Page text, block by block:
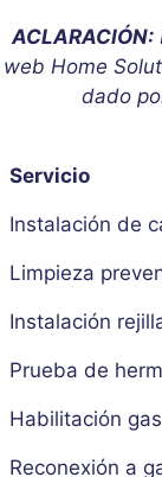
ACLARACIÓN:
web Home
dado
Servicio
Instalación de
Limpieza
Instalación
Prueba de
Habilitación gas
Reconexión a